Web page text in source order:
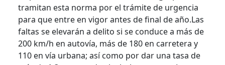
tramitan esta norma por el trámite de urgencia
para que entre en vigor antes de final de año.Las
faltas se elevarán a delito si se conduce a más de
200 km/h en autovía, más de 180 en carretera y
110 en vía urbana; así como por dar una tasa de